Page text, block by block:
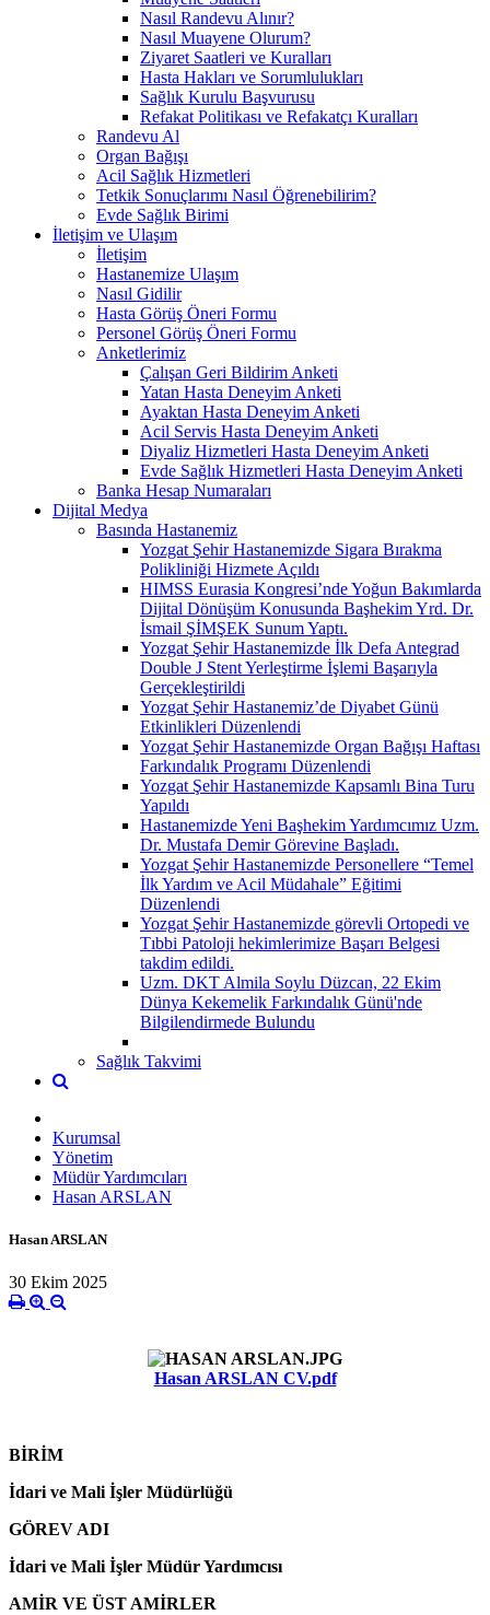
Nasıl Randevu Alınır?
Nasıl Muayene Olurum?
Ziyaret Saatleri ve Kuralları
Hasta Hakları ve Sorumlulukları
Sağlık Kurulu Başvurusu
Refakat Politikası ve Refakatçı Kuralları
Randevu Al
Organ Bağışı
Acil Sağlık Hizmetleri
Tetkik Sonuçlarımı Nasıl Öğrenebilirim?
Evde Sağlık Birimi
İletişim ve Ulaşım
İletişim
Hastanemize Ulaşım
Nasıl Gidilir
Hasta Görüş Öneri Formu
Personel Görüş Öneri Formu
Anketlerimiz
Çalışan Geri Bildirim Anketi
Yatan Hasta Deneyim Anketi
Ayaktan Hasta Deneyim Anketi
Acil Servis Hasta Deneyim Anketi
Diyaliz Hizmetleri Hasta Deneyim Anketi
Evde Sağlık Hizmetleri Hasta Deneyim Anketi
Banka Hesap Numaraları
Dijital Medya
Basında Hastanemiz
Yozgat Şehir Hastanemizde Sigara Bırakma
Polikliniği Hizmete Açıldı
HIMSS Eurasia Kongresi’nde Yoğun Bakımlarda
Dijital Dönüşüm Konusunda Başhekim Yrd. Dr.
İsmail ŞİMŞEK Sunum Yaptı.
Yozgat Şehir Hastanemizde İlk Defa Antegrad
Double J Stent Yerleştirme İşlemi Başarıyla
Gerçekleştirildi
Yozgat Şehir Hastanemiz’de Diyabet Günü
Etkinlikleri Düzenlendi
Yozgat Şehir Hastanemizde Organ Bağışı Haftası
Farkındalık Programı Düzenlendi
Yozgat Şehir Hastanemizde Kapsamlı Bina Turu
Yapıldı
Hastanemizde Yeni Başhekim Yardımcımız Uzm.
Dr. Mustafa Demir Görevine Başladı.
Yozgat Şehir Hastanemizde Personellere “Temel
İlk Yardım ve Acil Müdahale” Eğitimi
Düzenlendi
Yozgat Şehir Hastanemizde görevli Ortopedi ve
Tıbbi Patoloji hekimlerimize Başarı Belgesi
takdim edildi.
Uzm. DKT Almila Soylu Düzcan, 22 Ekim
Dünya Kekemelik Farkındalık Günü'nde
Bilgilendirmede Bulundu
Sağlık Takvimi
Kurumsal
Yönetim
Müdür Yardımcıları
Hasan ARSLAN
Hasan ARSLAN
30 Ekim 2025
Hasan ARSLAN CV.pdf
BİRİM
İdari ve Mali İşler Müdürlüğü
GÖREV ADI
İdari ve Mali İşler Müdür Yardımcısı
AMİR VE ÜST AMİRLER